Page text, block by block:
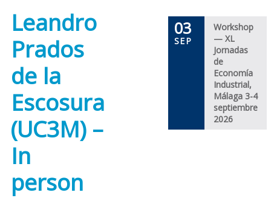
Leandro
Prados
de la
Escosura
(UC3M) –
In
person
03
SEP
Workshop
— XL
Jornadas
de
Economía
Industrial,
Málaga 3-4
septiembre
2026